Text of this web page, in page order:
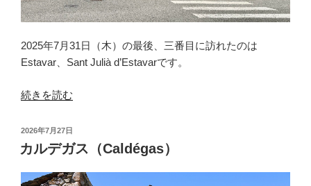
2025年7月31日（木）の最後、三番目に訪れたのは
Estavar、Sant Julià d’Estavarです。
“エ
タ
ヴ
続きを読む
投
稿
日:
2026年7月27日
カルデガス（Caldégas）